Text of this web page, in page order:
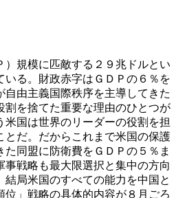
）規模に匹敵する２９兆ドルとい
いる。財政赤字はＧＤＰの６％を
自由主義国際秩序を主導してきた
割を捨てた重要な理由のひとつが
米国は世界のリーダーの役割を担
とだ。だからこれまで米国の保護
同盟に防衛費をＧＤＰの５％ま
事戦略も最大限選択と集中の方向
結局米国のすべての能力を中国と
」戦略の具体的内容が８月ごろ